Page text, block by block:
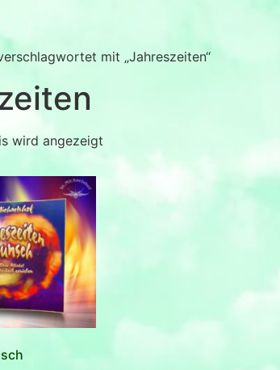
mit „Jahreszeiten“
wird angezeigt